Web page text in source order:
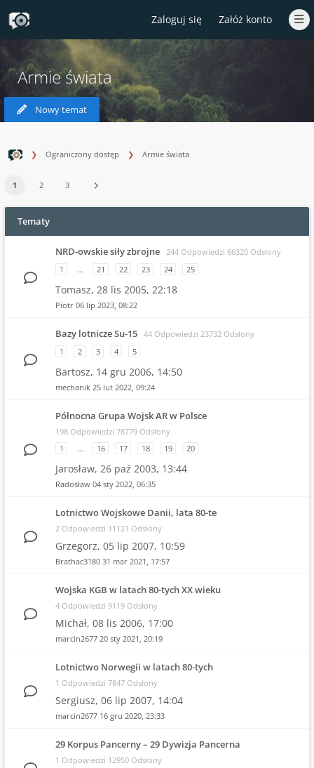
Zaloguj się Załóż konto
Armie świata
Nowy temat
Ograniczony dostęp Armie świata
1 2 3
Tematy
NRD-owskie siły zbrojne 244 Odpowiedzi 66320 Odsłony
1
… 21 22 23 24 25
Tomasz, 28 lis 2005, 22:18
Piotr 06 lip 2023, 08:22
Bazy lotnicze Su-15 44 Odpowiedzi 23732 Odsłony
1
2 3 4 5
Bartosz, 14 gru 2006, 14:50
mechanik 25 lut 2022, 09:24
Północna Grupa Wojsk AR w Polsce
198 Odpowiedzi 78779 Odsłony
1
… 16 17 18 19 20
Jarosław, 26 paź 2003, 13:44
Radosław 04 sty 2022, 06:35
Lotnictwo Wojskowe Danii, lata 80-te
2 Odpowiedzi 11121 Odsłony
Grzegorz, 05 lip 2007, 10:59
Brathac3180 31 mar 2021, 17:57
Wojska KGB w latach 80-tych XX wieku
4 Odpowiedzi 9119 Odsłony
Michał, 08 lis 2006, 17:00
marcin2677 20 sty 2021, 20:19
Lotnictwo Norwegii w latach 80-tych
1 Odpowiedzi 7847 Odsłony
Sergiusz, 06 lip 2007, 14:04
marcin2677 16 gru 2020, 23:33
29 Korpus Pancerny – 29 Dywizja Pancerna
1 Odpowiedzi 12950 Odsłony